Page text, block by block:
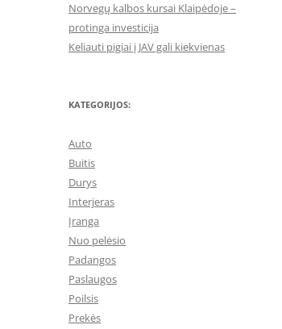
Norvegų kalbos kursai Klaipėdoje –
protinga investicija
Keliauti pigiai į JAV gali kiekvienas
KATEGORIJOS:
Auto
Buitis
Durys
Interjeras
Įranga
Nuo pelėsio
Padangos
Paslaugos
Poilsis
Prekės